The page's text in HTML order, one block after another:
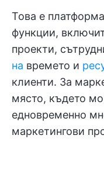
Това е
функции,
проекти,
на времето и
клиенти. За
място, където
едновременно
маркетингови